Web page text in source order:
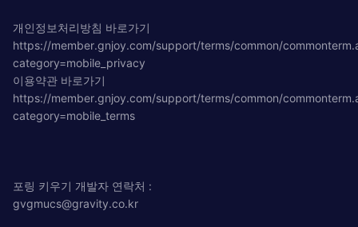
개인정보처리방침 바로가기
https://member.gnjoy.com/support/terms/common/
category=mobile_privacy
이용약관 바로가기
https://member.gnjoy.com/support/terms/common/
category=mobile_terms
포링 키우기 개발자 연락처 :
gvgmucs@gravity.co.kr